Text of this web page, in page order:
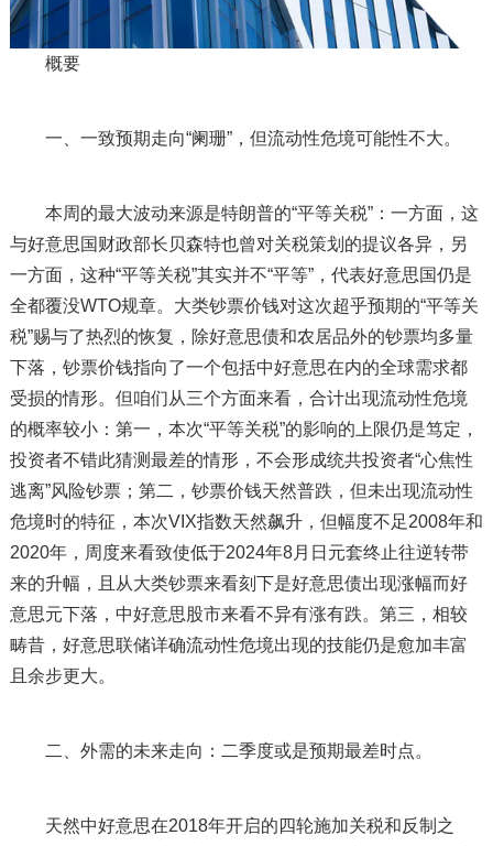
概要
一、一致预期走向“阑珊”，但流动性危境可能性不大。
本周的最大波动来源是特朗普的“平等关税”：一方面，这
与好意思国财政部长贝森特也曾对关税策划的提议各异，另
一方面，这种“平等关税”其实并不“平等”，代表好意思国仍是
全都覆没WTO规章。大类钞票价钱对这次超乎预期的“平等关
税”赐与了热烈的恢复，除好意思债和农居品外的钞票均多量
下落，钞票价钱指向了一个包括中好意思在内的全球需求都
受损的情形。但咱们从三个方面来看，合计出现流动性危境
的概率较小：第一，本次“平等关税”的影响的上限仍是笃定，
投资者不错此猜测最差的情形，不会形成统共投资者“心焦性
逃离”风险钞票；第二，钞票价钱天然普跌，但未出现流动性
危境时的特征，本次VIX指数天然飙升，但幅度不足2008年和
2020年，周度来看致使低于2024年8月日元套终止往逆转带
来的升幅，且从大类钞票来看刻下是好意思债出现涨幅而好
意思元下落，中好意思股市来看不异有涨有跌。第三，相较
畴昔，好意思联储详确流动性危境出现的技能仍是愈加丰富
且余步更大。
二、外需的未来走向：二季度或是预期最差时点。
天然中好意思在2018年开启的四轮施加关税和反制之